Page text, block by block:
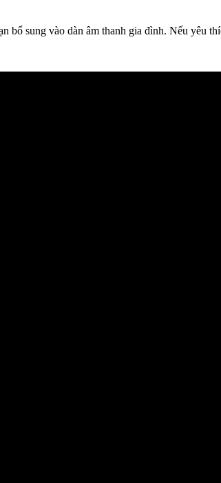
sung vào dàn âm thanh gia đình. Nếu yêu